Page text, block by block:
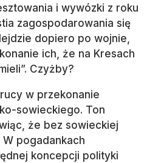
i wywózki z roku
zagospodarowania się
dopiero po wojnie,
ich, że na Kresach
Czyżby?
w przekonanie
sowieckiego. Ton
że bez sowieckiej
W pogadankach
koncepcji polityki